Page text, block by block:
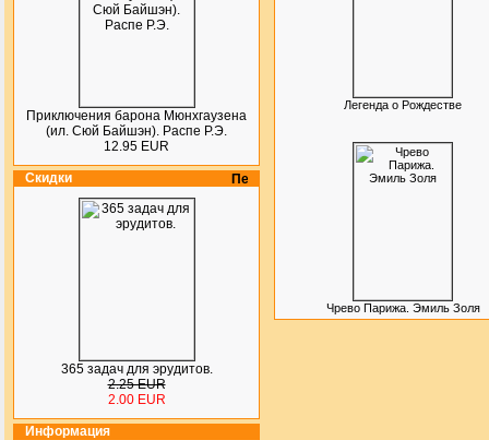
Приключения барона Мюнхгаузена
(ил. Сюй Байшэн). Распе Р.Э.
12.95 EUR
Скидки
365 задач для эрудитов.
2.25 EUR
2.00 EUR
Информация
Легенда о Рождестве
Чрево Парижа. Эмиль Золя